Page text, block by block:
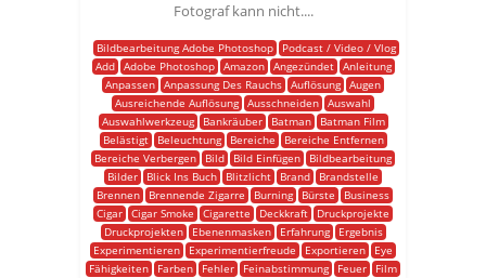
Fotograf kann nicht....
Bildbearbeitung Adobe Photoshop
Podcast / Video / Vlog
Add
Adobe Photoshop Amazon Angezündet
Anleitung
Anpassen Anpassung Des Rauchs Auflösung Augen
Ausreichende Auflösung Ausschneiden Auswahl
Auswahlwerkzeug
Bankräuber Batman
Batman Film
Belästigt
Beleuchtung Bereiche
Bereiche Entfernen
Bereiche Verbergen
Bild Bild Einfügen
Bildbearbeitung
Bilder
Blick Ins Buch Blitzlicht Brand
Brandstelle
Brennen
Brennende Zigarre Burning Bürste
Business
Cigar Cigar Smoke Cigarette Deckkraft
Druckprojekte
Druckprojekten
Ebenenmasken Erfahrung
Ergebnis
Experimentieren
Experimentierfreude Exportieren
Eye
Fähigkeiten
Farben Fehler Feinabstimmung Feuer
Film